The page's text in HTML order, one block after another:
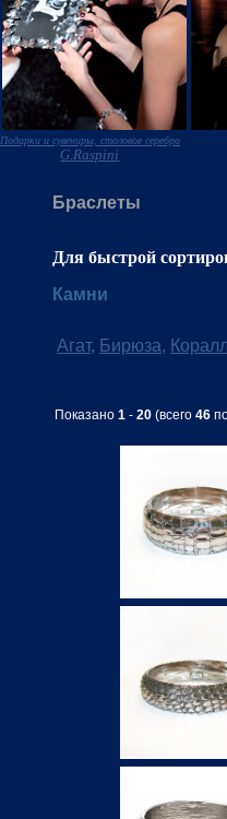
Подарки и сувениры, столовое серебро
G.Raspini
Браслеты
Для быстрой
Камни
Агат, Бирюза,
Показано 1 - 20 (всего 46